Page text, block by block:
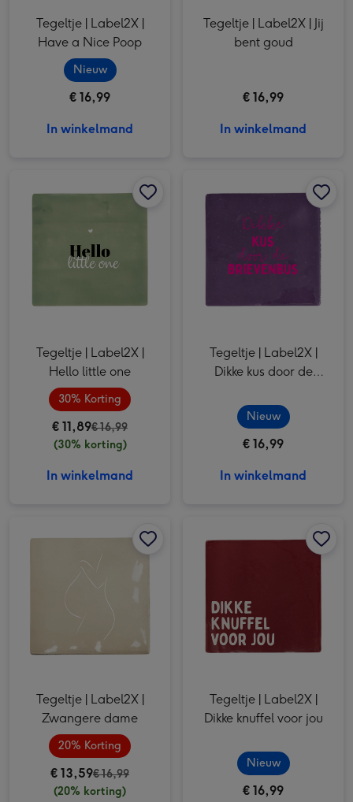
Tegeltje | Label2X |
Have a Nice Poop
Nieuw
€ 16,99
In winkelmand
Tegeltje | Label2X | Jij
bent goud
€ 16,99
In winkelmand
Tegeltje | Label2X |
Hello little one
30% Korting
€ 11,89€ 16,99
(30% korting)
In winkelmand
Tegeltje | Label2X |
Dikke kus door de
Nieuw
€ 16,99
In winkelmand
Tegeltje | Label2X |
Zwangere dame
20% Korting
€ 13,59€ 16,99
(20% korting)
Tegeltje | Label2X |
Dikke knuffel voor jou
Nieuw
€ 16,99